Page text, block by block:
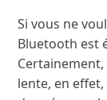
Si vous ne
Bluetooth est
lente, en